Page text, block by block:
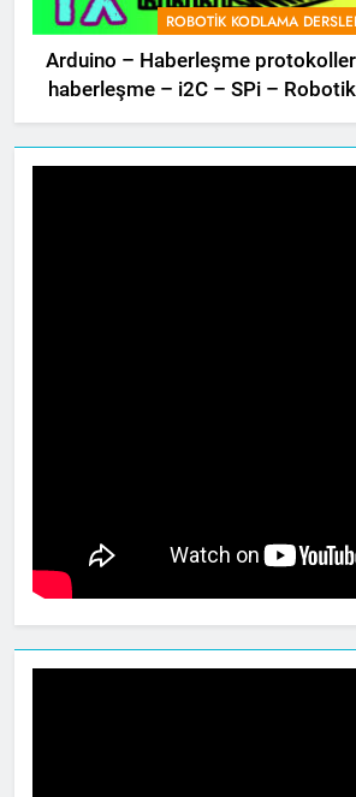
ROBOTIK KODLAMA
Arduino – Haberleşme
haberleşme – i2C – SPi –